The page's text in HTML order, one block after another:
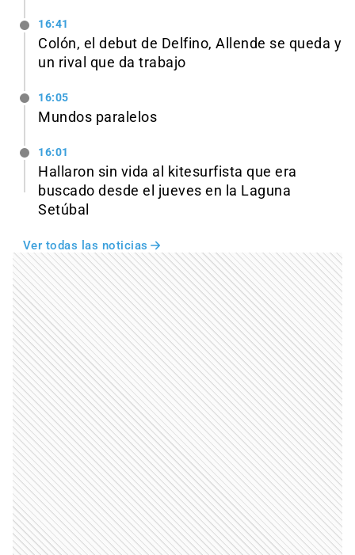
16:41
Colón, el debut de Delfino, Allende se queda y
un rival que da trabajo
16:05
Mundos paralelos
16:01
Hallaron sin vida al kitesurfista que era
buscado desde el jueves en la Laguna
Setúbal
Ver todas las noticias